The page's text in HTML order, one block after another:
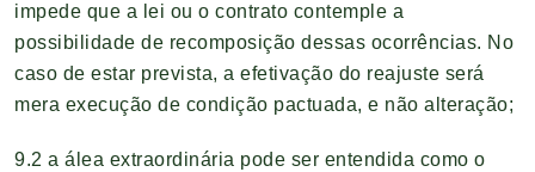
impede que a lei ou o contrato contemple a
possibilidade de recomposição dessas ocorrências. No
caso de estar prevista, a efetivação do reajuste será
mera execução de condição pactuada, e não alteração;
9.2 a álea extraordinária pode ser entendida como o